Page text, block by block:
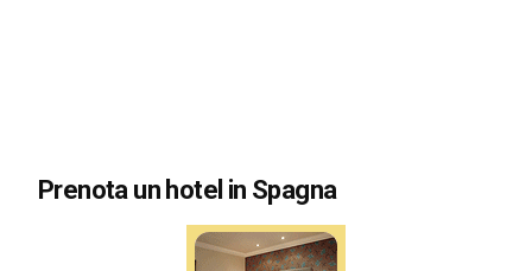
Prenota un hotel in Spagna